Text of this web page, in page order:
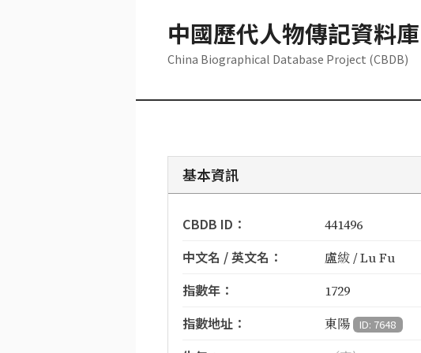
中國歷代人物傳記資料庫
China Biographical Database Project (CBDB)
基本資訊
CBDB ID： 441496
中文名 / 英文名： 盧紱 / Lu Fu
指數年： 1729
指數地址： 東陽 ID: 7648